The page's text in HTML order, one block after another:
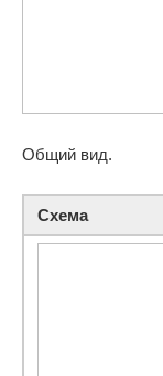
Общий вид.
Схема